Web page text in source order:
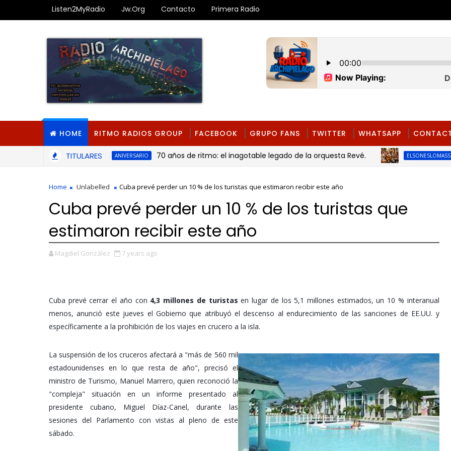
Listen2MyRadio Jw.org Contacto Primera Radio
HOME RITMO RADIOS GROUP FACEBOOK GRUPO FANS TWITTER WHATSAPP
TITULARESANIVERSARIO 70 años de ritmo: el inagotable legado de la orquesta Revé.
Home Unlabelled Cuba prevé perder un 10 % de los turistas que estimaron recibir este año
Cuba prevé perder un 10 % de los turistas que
estimaron recibir este año
Magdiel González 7 years ago
Cuba prevé cerrar el año con 4,3 millones de turistas en lugar de los 5,1 millones estimados, un 10 % interanual
menos, anunció este jueves el Gobierno que atribuyó el descenso al endurecimiento de las sanciones de EE.UU. y
específicamente a la prohibición de los viajes en crucero a la isla.
La suspensión de los cruceros afectará a "más de 560 mil
estadounidenses en lo que resta de año", precisó el
ministro de Turismo, Manuel Marrero, quien reconoció la
"compleja" situación en un informe presentado al
presidente cubano, Miguel Díaz-Canel, durante las
sesiones del Parlamento con vistas al pleno de este
sábado.